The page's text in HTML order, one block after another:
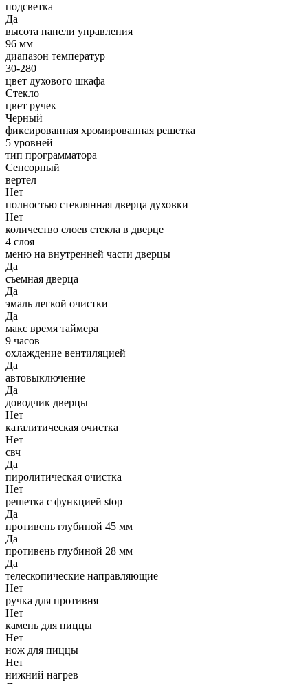
подсветка
Да
высота панели управления
96 мм
диапазон температур
30-280
цвет духового шкафа
Стекло
цвет ручек
Черный
фиксированная хромированная решетка
5 уровней
тип программатора
Сенсорный
вертел
Нет
полностью стеклянная дверца духовки
Нет
количество слоев стекла в дверце
4 слоя
меню на внутренней части дверцы
Да
съемная дверца
Да
эмаль легкой очистки
Да
макс время таймера
9 часов
охлаждение вентиляцией
Да
автовыключение
Да
доводчик дверцы
Нет
каталитическая очистка
Нет
свч
Да
пиролитическая очистка
Нет
решетка с функцией stop
Да
противень глубиной 45 мм
Да
противень глубиной 28 мм
Да
телескопические направляющие
Нет
ручка для противня
Нет
камень для пиццы
Нет
нож для пиццы
Нет
нижний нагрев